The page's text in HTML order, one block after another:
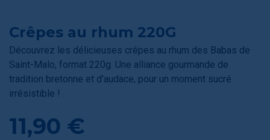
Crêpes au rhum 220G
Découvrez les délicieuses crêpes au rhum des Babas de
Saint-Malo, format 220g. Une alliance gourmande de
tradition bretonne et d'audace, pour un moment sucré
irrésistible !
11,90 €